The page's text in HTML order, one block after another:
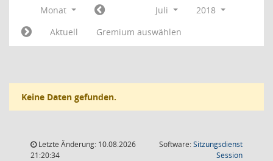
Monat Juli
2018
Aktuell
Gremium auswählen
Keine Daten gefunden.
Letzte Änderung: 10.08.2026
21:20:34
Software:Sitzungsdienst
Session(Wird in